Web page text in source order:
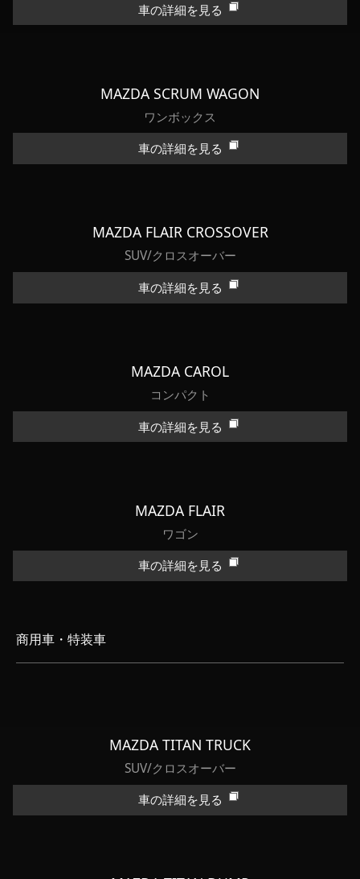
車の詳細を見る
ワンボックス
車の詳細を見る
MAZDA SCRUM WAGON
SUV/クロスオーバー
車の詳細を見る
MAZDA FLAIR CROSSOVER
コンパクト
車の詳細を見る
MAZDA CAROL
ワゴン
車の詳細を見る
MAZDA FLAIR
商用車・特装車
SUV/クロスオーバー
車の詳細を見る
MAZDA TITAN TRUCK